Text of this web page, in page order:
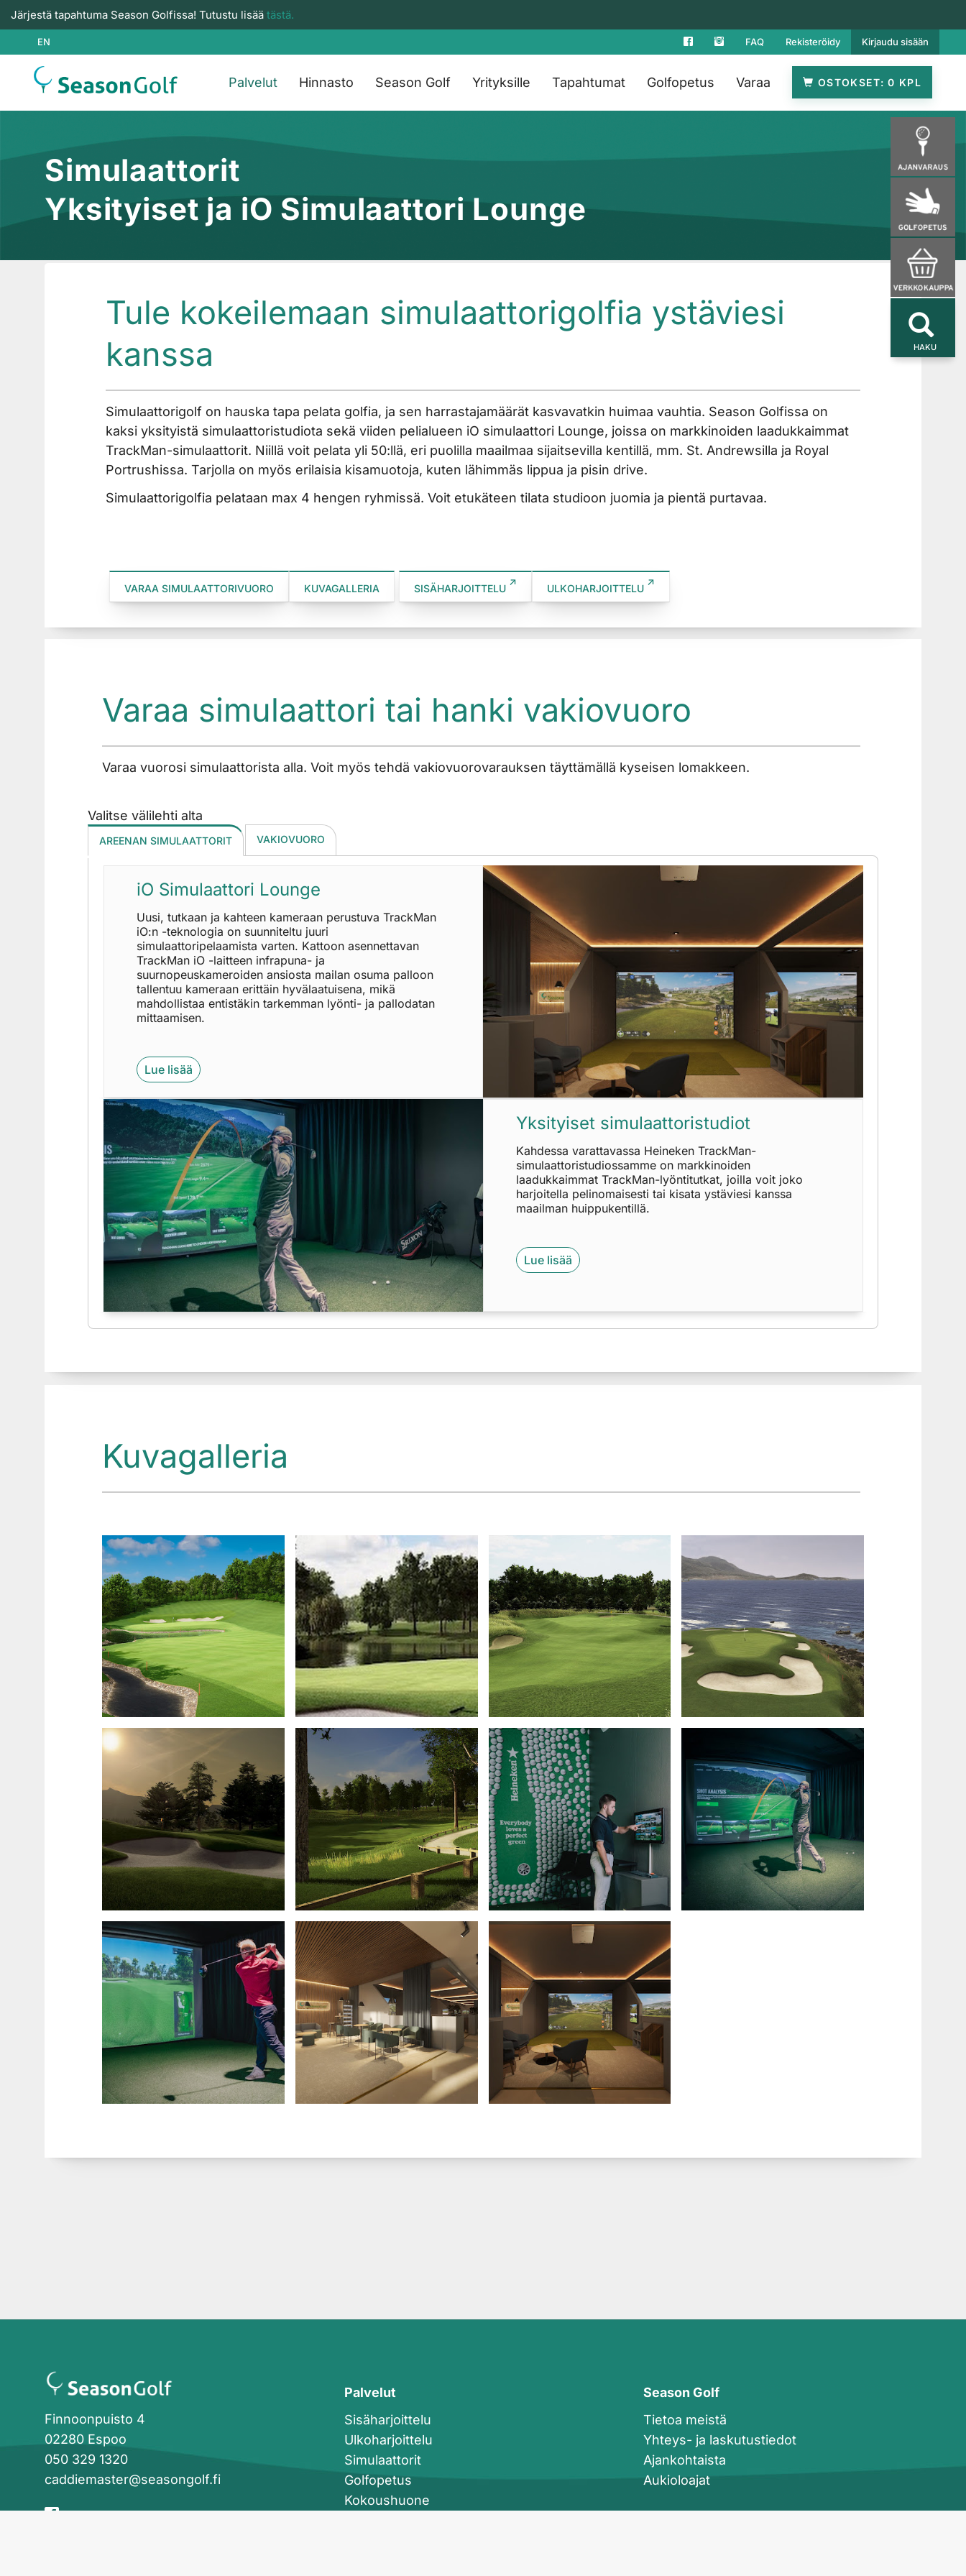
Järjestä tapahtuma Season Golfissa! Tutustu lisää tästä.
EN FAQ Rekisteröidy Kirjaudu sisään
0
OSTOKSET
Palvelut Hinnasto Season Golf Yrityksille Tapahtumat Golfopetus Varaa
HAKU
Simulaattorit
Yksityiset ja iO Simulaattori Lounge
VARAA SIMULAATTORIVUORO KUVAGALLERIA SISÄHARJOITTELU ULKOHARJOITTELU
Tule kokeilemaan simulaattorigolfia ystäviesi
kanssa
Simulaattorigolf on hauska tapa pelata golfia, ja sen harrastajamäärät kasvavatkin huimaa vauhtia. Season Golfissa on
kaksi yksityistä simulaattoristudiota sekä viiden pelialueen iO simulaattori Lounge, joissa on markkinoiden laadukkaimmat
TrackMan-simulaattorit. Niillä voit pelata yli 50:llä, eri puolilla maailmaa sijaitsevilla kentillä, mm. St. Andrewsilla ja Royal
Portrushissa. Tarjolla on myös erilaisia kisamuotoja, kuten lähimmäs lippua ja pisin drive.​​​​​​​​​​​​​​
Simulaattorigolfia pelataan max 4 hengen ryhmissä. Voit etukäteen tilata studioon juomia ja pientä purtavaa.
Varaa simulaattori tai hanki vakiovuoro
Varaa vuorosi simulaattorista alla. Voit myös tehdä vakiovuorovarauksen täyttämällä kyseisen lomakkeen.
Valitse välilehti alta
AREENAN SIMULAATTORIT VAKIOVUORO
iO Simulaattori Lounge
Uusi, tutkaan ja kahteen kameraan perustuva TrackMan
iO:n -teknologia on suunniteltu juuri
simulaattoripelaamista varten. Kattoon asennettavan
TrackMan iO -laitteen infrapuna- ja
suurnopeuskameroiden ansiosta mailan osuma palloon
tallentuu kameraan erittäin hyvälaatuisena, mikä
mahdollistaa entistäkin tarkemman lyönti- ja pallodatan
mittaamisen.
Lue lisää
Yksityiset simulaattoristudiot
Kahdessa varattavassa Heineken TrackMan-
simulaattoristudiossamme on markkinoiden
laadukkaimmat TrackMan-lyöntitutkat, joilla voit joko
harjoitella pelinomaisesti tai kisata ystäviesi kanssa
maailman huippukentillä.
Lue lisää
Kuvagalleria
Finnoonpuisto 4
02280 Espoo
050 329 1320
caddiemaster@seasongolf.fi
facebook
Palvelut
Sisäharjoittelu
Ulkoharjoittelu
Simulaattorit
Golfopetus
Kokoushuone
Season Golf
Tietoa meistä
Yhteys- ja laskutustiedot
Ajankohtaista
Aukioloajat